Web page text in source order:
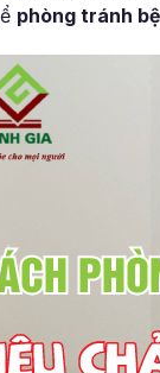
phòng tránh